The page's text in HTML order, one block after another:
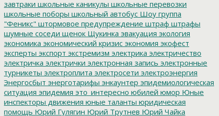
завтраки школьные каникулы школьные перевозки
школьные поборы школьный автобус Шоу группа
"Феникс" штормовое предупреждение штраф штрафы
шумные соседи щенок Щукинка эвакуация экология
экономика экономический кризис экономия экофест
эксперты экспорт экстремизм электрика электричество
электричка электрички электронная запись электронные
турникеты электроплита электросети электроэнергия
Энергосбыт энерготарифы энкаунтер эпидемиологическая
ситуация эпидемия это_интересно юбилей юмор Юные
инспекторы движения юные таланты юридическая
помощь Юрий Гулягин Юрий Трутнев Юрий Чайка